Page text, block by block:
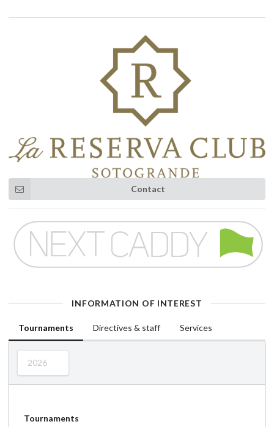
Contact
INFORMATION OF INTEREST
Tournaments Directives & staff Services
2026
Tournaments